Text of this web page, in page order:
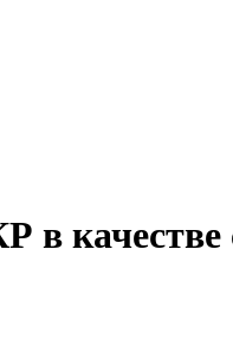
качестве